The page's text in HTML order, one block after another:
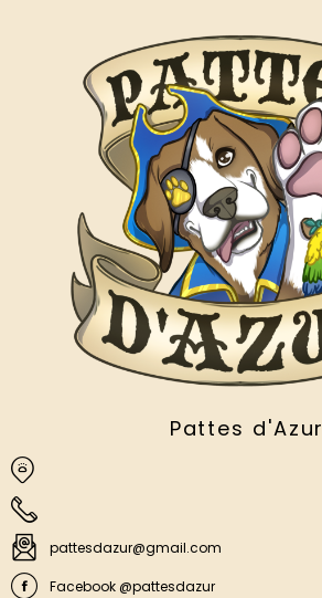
Pattes d'Azur
pattesdazur@gmail.com
Facebook @pattesdazur